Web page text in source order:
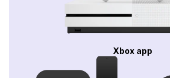
Xbox app